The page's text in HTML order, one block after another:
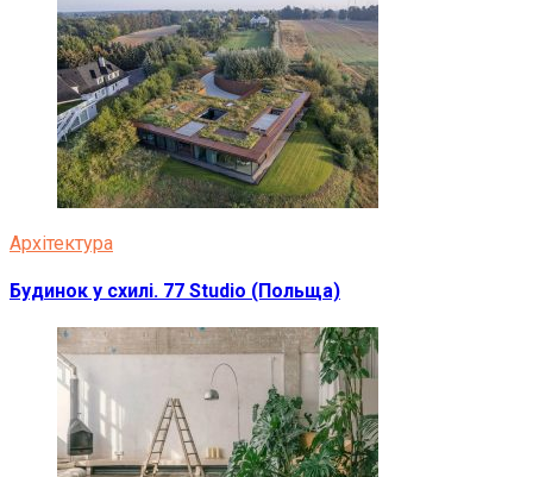
Архітектура
Будинок у схилі. 77 Studio (Польща)